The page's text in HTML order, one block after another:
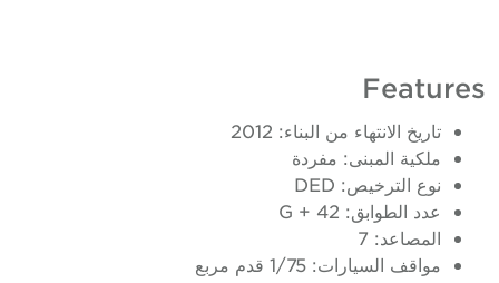
Features
تاريخ الانتهاء من البناء: 2012
ملكية المبنى: مفردة
نوع الترخيص: DED
عدد الطوابق: G + 42
المصاعد: 7
مواقف السيارات: 1/75 قدم مربع